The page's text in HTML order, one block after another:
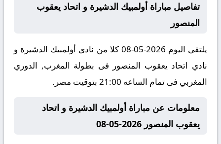
تفاصيل مباراة أولمبيك الدشيرة و اتحاد يعقوب
المنصور
يلتقى اليوم 2026-05-08 كلا من نادى أولمبيك الدشيرة و
نادي اتحاد يعقوب المنصور فى بطولة المغرب, الدوري
المغربي فى تمام الساعه 21:00 بتوقيت مصر.
معلومات عن مباراة أولمبيك الدشيرة و اتحاد
يعقوب المنصور 2026-05-08